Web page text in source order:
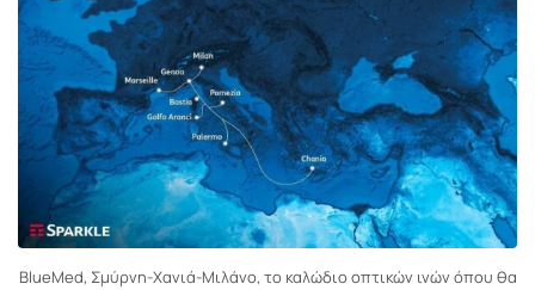
BlueMed, Σμύρνη-Χανιά-Μιλάνο, το καλώδιο οπτικών ινών όπου θα